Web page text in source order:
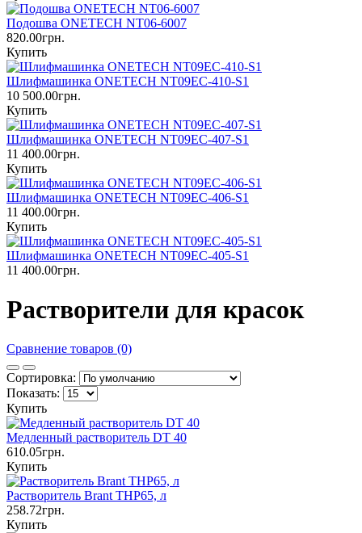
Подошва ONETECH NT06-6007
820.00грн.
Купить
Шлифмашинка ONETECH NT09EC-410-S1
10 500.00грн.
Купить
Шлифмашинка ONETECH NT09EC-407-S1
11 400.00грн.
Купить
Шлифмашинка ONETECH NT09EC-406-S1
11 400.00грн.
Купить
Шлифмашинка ONETECH NT09EC-405-S1
11 400.00грн.
Растворители для красок
Сравнение товаров (0)
Сортировка:
Показать:
Купить
Медленный растворитель DT 40
610.05грн.
Купить
Растворитель Brant THP65, л
258.72грн.
Купить